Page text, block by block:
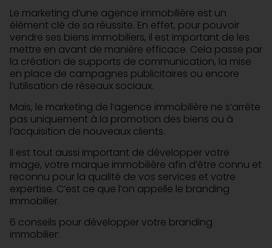
Le marketing d’une agence immobilière est un
élément clé de sa réussite. En effet, pour pouvoir
vendre ses biens immobiliers, il est important de les
mettre en avant de manière efficace. Cela passe par
la création de supports de communication, la mise
en place de campagnes publicitaires ou encore
l’utilisation de réseaux sociaux.
Mais, le marketing de l’agence immobilière ne s’arrête
pas uniquement à la promotion des biens ou à
l’acquisition de nouveaux clients.
Il est tout aussi important de développer votre
image, votre marque immobilière afin d’être connu et
reconnu pour la qualité de vos services et votre
expertise. C’est ce que l’on appelle le branding
immobilier.
6 conseils pour développer votre branding
immobilier: